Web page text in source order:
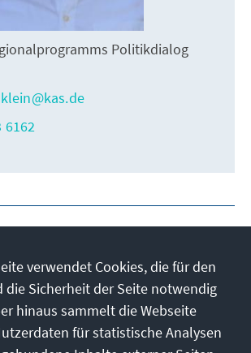
Politikdialog
6162
verwendet Cookies, die für den
die Sicherheit der Seite notwendig
hinaus sammelt die Webseite
für statistische Analysen